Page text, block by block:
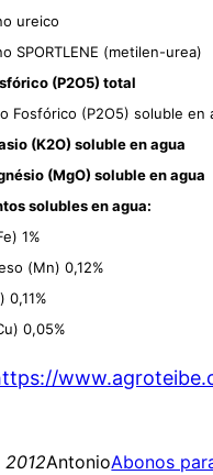
ureico
SPORTLENE (metilen-urea)
(P2O5) total
Fosfórico (P2O5) soluble en
(K2O) soluble en agua
(MgO) soluble en agua
solubles en agua:
1%
(Mn) 0,12%
0,11%
0,05%
AntonioAbonos